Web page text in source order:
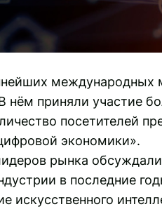
международных
приняли участие
посетителей
экономики».
рынка
в последние
искусственного